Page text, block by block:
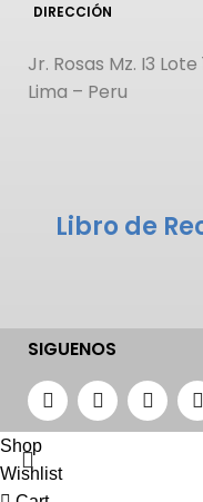
DIRECCIÓN
Jr. Rosas Mz. I3
Lima – Peru
Libro de
SIGUENOS
Shop
Wishlist